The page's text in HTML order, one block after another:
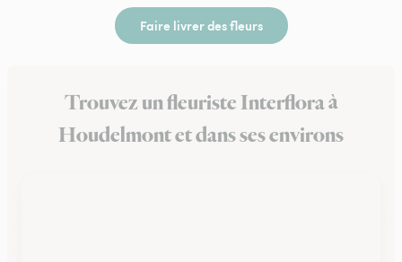
Faire livrer des fleurs
Trouvez un fleuriste Interflora à
Houdelmont et dans ses environs